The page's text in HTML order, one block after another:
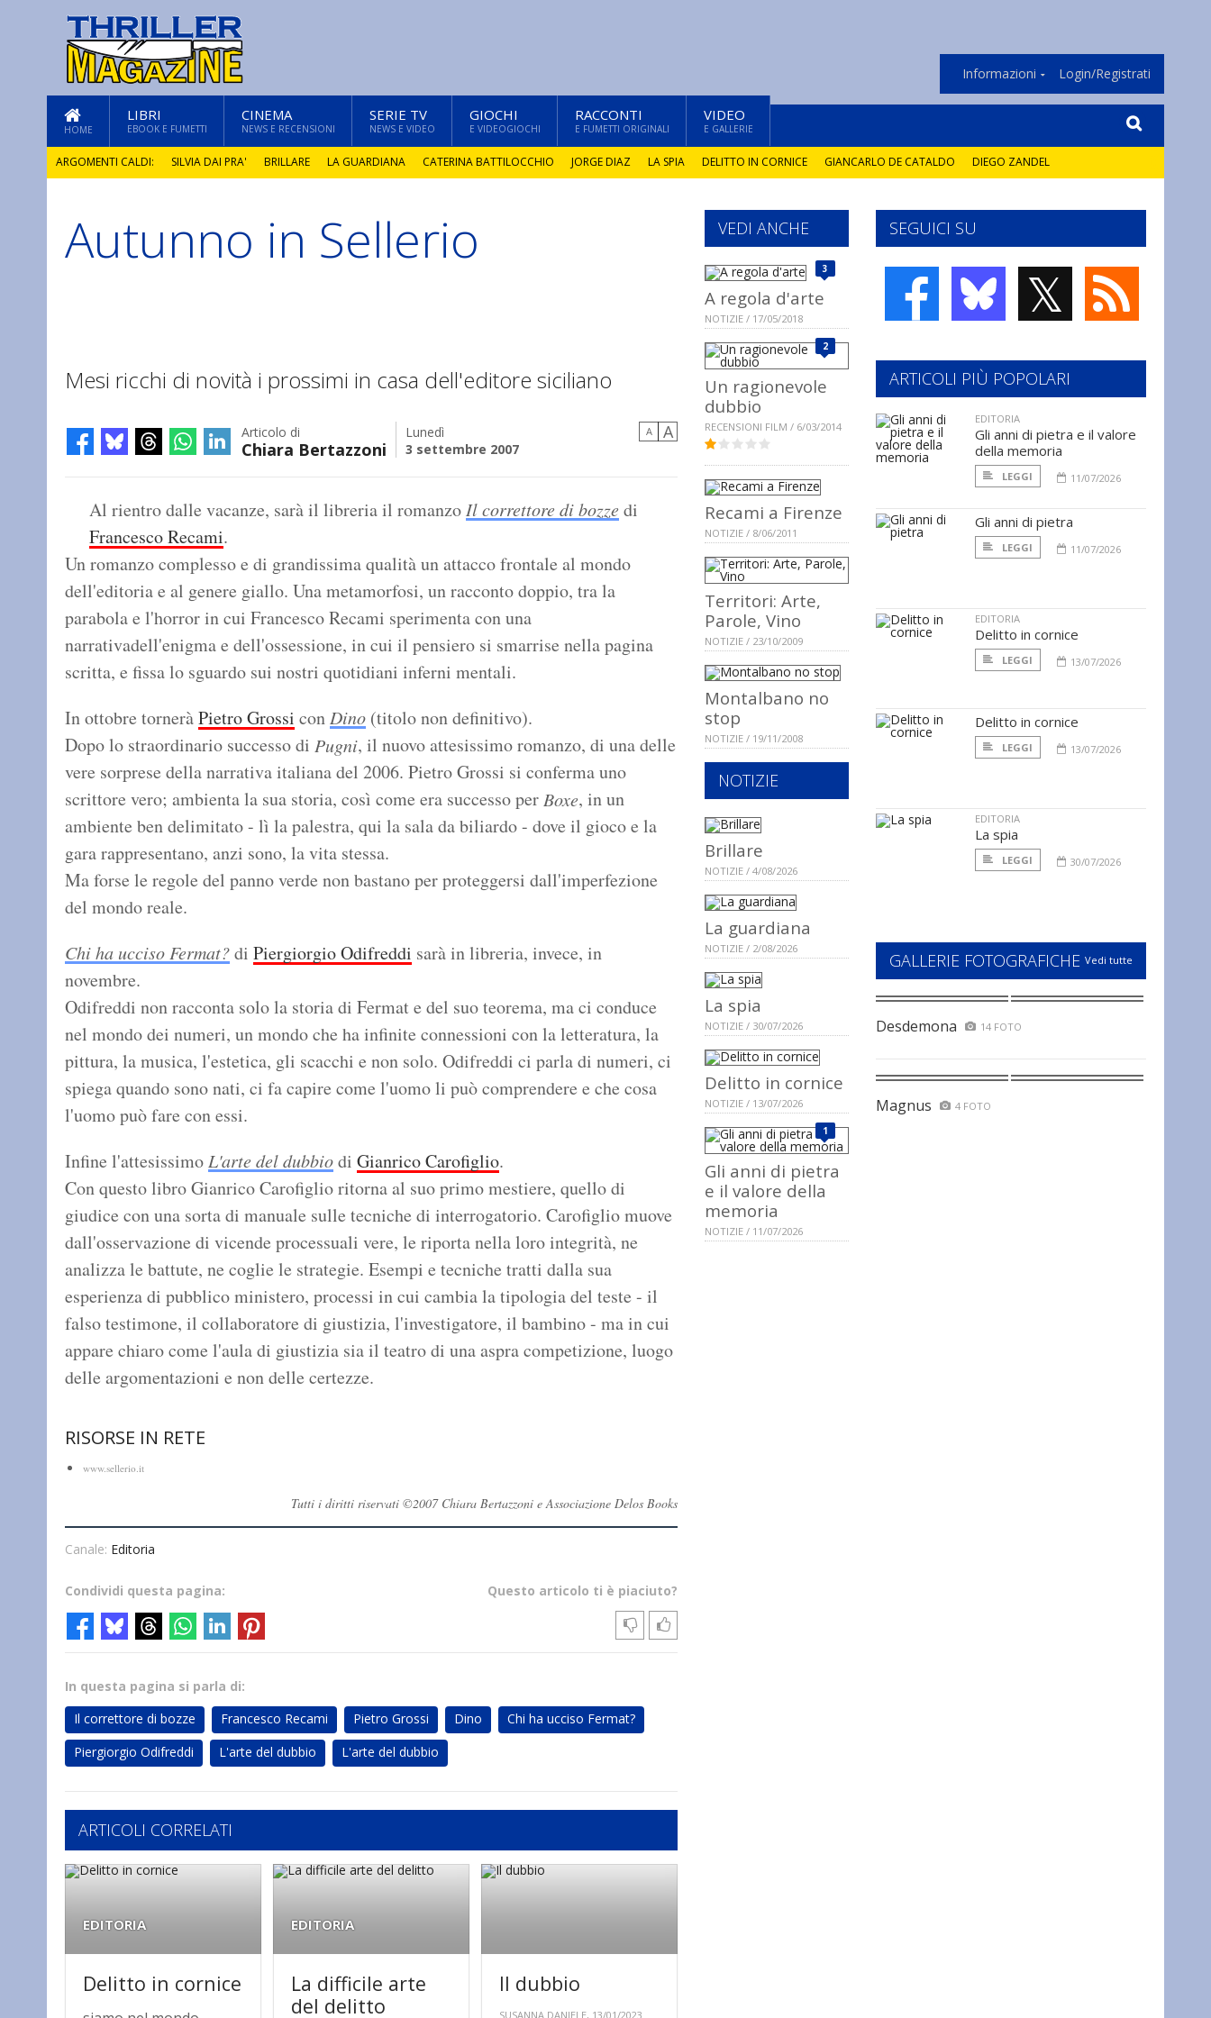
Informazioni Login/Registrati
HOME
LIBRI
EBOOK E FUMETTI
CINEMA
NEWS E RECENSIONI
SERIE TV
NEWS E VIDEO
GIOCHI
E VIDEOGIOCHI
RACCONTI
E FUMETTI ORIGINALI
VIDEO
E GALLERIE
ARGOMENTI CALDI: SILVIA DAI PRA' BRILLARE LA GUARDIANA CATERINA BATTILOCCHIO JORGE DIAZ LA SPIA DELITTO IN CORNICE GIANCARLO DE CATALDO DIEGO ZANDEL
Autunno in Sellerio
Mesi ricchi di novità i prossimi in casa dell'editore siciliano
Articolo di
Chiara Bertazzoni
Lunedì
3 settembre 2007
A A
Al rientro dalle vacanze, sarà il libreria il romanzoIl correttore di bozze di
Francesco Recami.
Un romanzo complesso e di grandissima qualità un attacco frontale al mondo
dell'editoria e al genere giallo. Una metamorfosi, un racconto doppio, tra la
parabola e l'horror in cui Francesco Recami sperimenta con una
narrativadell'enigma e dell'ossessione, in cui il pensiero si smarrise nella pagina
scritta, e fissa lo sguardo sui nostri quotidiani inferni mentali.
In ottobre torneràPietro Grossi conDino (titolo non definitivo).
Dopo lo straordinario successo di Pugni, il nuovo attesissimo romanzo, di una delle
vere sorprese della narrativa italiana del 2006. Pietro Grossi si conferma uno
scrittore vero; ambienta la sua storia, così come era successo perBoxe, in un
ambiente ben delimitato - lì la palestra, qui la sala da biliardo - dove il gioco e la
gara rappresentano, anzi sono, la vita stessa.
Ma forse le regole del panno verde non bastano per proteggersi dall'imperfezione
del mondo reale.
Chi ha ucciso Fermat?di Piergiorgio Odifreddi sarà in libreria, invece, in
novembre.
Odifreddi non racconta solo la storia di Fermat e del suo teorema, ma ci conduce
nel mondo dei numeri, un mondo che ha infinite connessioni con la letteratura, la
pittura, la musica, l'estetica, gli scacchi e non solo. Odifreddi ci parla di numeri, ci
spiega quando sono nati, ci fa capire come l'uomo li può comprendere e che cosa
l'uomo può fare con essi.
Infine l'attesissimoL'arte del dubbiodi Gianrico Carofiglio.
Con questo libro Gianrico Carofiglio ritorna al suo primo mestiere, quello di
giudice con una sorta di manuale sulle tecniche di interrogatorio. Carofiglio muove
dall'osservazione di vicende processuali vere, le riporta nella loro integrità, ne
analizza le battute, ne coglie le strategie. Esempi e tecniche tratti dalla sua
esperienza di pubblico ministero, processi in cui cambia la tipologia del teste - il
falso testimone, il collaboratore di giustizia, l'investigatore, il bambino - ma in cui
appare chiaro come l'aula di giustizia sia il teatro di una aspra competizione, luogo
delle argomentazioni e non delle certezze.
RISORSE IN RETE
www.sellerio.it
Tutti i diritti riservati ©2007 Chiara Bertazzoni e Associazione Delos Books
Canale: Editoria
Questo articolo ti è piaciuto?
Condividi questa pagina:
In questa pagina si parla di:
Il correttore di bozze
Francesco Recami Pietro Grossi Dino
Chi ha ucciso Fermat?
Piergiorgio Odifreddi
L'arte del dubbio L'arte del dubbio
ARTICOLI CORRELATI
EDITORIA
Delitto in cornice
EDITORIA
La difficile arte
del delitto
Il dubbio
SUSANNA DANIELE, 13/01/2023
SEGUICI SU
𝕏
VEDI ANCHE
3
A regola d'arte
NOTIZIE / 17/05/2018
2
Un ragionevole
dubbio
RECENSIONI FILM / 6/03/2014
Recami a Firenze
NOTIZIE / 8/06/2011
Territori: Arte,
Parole, Vino
NOTIZIE / 23/10/2009
Montalbano no
stop
NOTIZIE / 19/11/2008
NOTIZIE
Brillare
NOTIZIE / 4/08/2026
La guardiana
NOTIZIE / 2/08/2026
La spia
NOTIZIE / 30/07/2026
Delitto in cornice
NOTIZIE / 13/07/2026
1
Gli anni di pietra
e il valore della
memoria
NOTIZIE / 11/07/2026
ARTICOLI PIÙ POPOLARI
EDITORIA
Gli anni di pietra e il valore
della memoria
LEGGI 11/07/2026
Gli anni di pietra
LEGGI 11/07/2026
EDITORIA
Delitto in cornice
LEGGI 13/07/2026
Delitto in cornice
LEGGI 13/07/2026
EDITORIA
La spia
LEGGI 30/07/2026
GALLERIE FOTOGRAFICHE Vedi tutte
Desdemona 14 FOTO
Magnus 4 FOTO